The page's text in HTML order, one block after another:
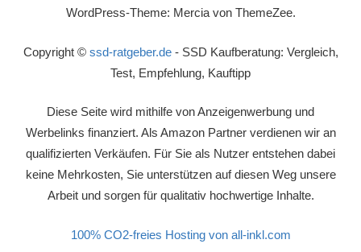
WordPress-Theme: Mercia von ThemeZee.
Copyright © ssd-ratgeber.de- SSD Kaufberatung: Vergleich,
Test, Empfehlung, Kauftipp
Diese Seite wird mithilfe von Anzeigenwerbung und
Werbelinks finanziert. Als Amazon Partner verdienen wir an
qualifizierten Verkäufen. Für Sie als Nutzer entstehen dabei
keine Mehrkosten, Sie unterstützen auf diesen Weg unsere
Arbeit und sorgen für qualitativ hochwertige Inhalte.
100% CO2-freies Hosting von all-inkl.com